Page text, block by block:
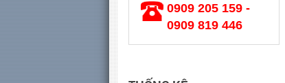
0909 205 159 -
0909 819 446